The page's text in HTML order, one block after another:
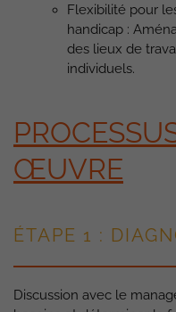
Flexibilité pour
handicap :
des lieux de
individuels.
ŒUVRE
ÉTAPE 1 :
Discussion avec le